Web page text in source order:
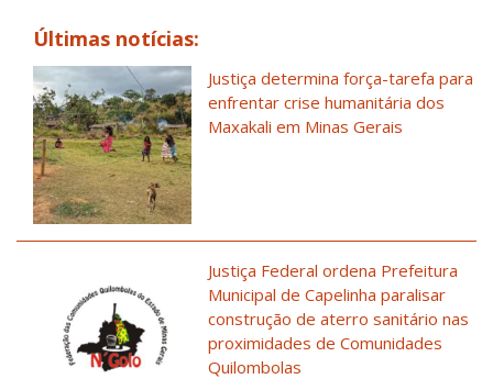
Últimas notícias:
Justiça determina força-tarefa para
enfrentar crise humanitária dos
Maxakali em Minas Gerais
Justiça Federal ordena Prefeitura
Municipal de Capelinha paralisar
construção de aterro sanitário nas
proximidades de Comunidades
Quilombolas